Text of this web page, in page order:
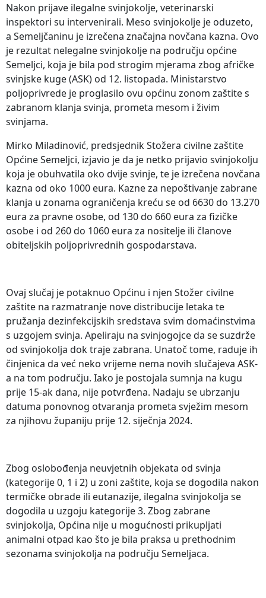
Nakon prijave ilegalne svinjokolje, veterinarski
inspektori su intervenirali. Meso svinjokolje je oduzeto,
a Semeljčaninu je izrečena značajna novčana kazna. Ovo
je rezultat nelegalne svinjokolje na području općine
Semeljci, koja je bila pod strogim mjerama zbog afričke
svinjske kuge (ASK) od 12. listopada. Ministarstvo
poljoprivrede je proglasilo ovu općinu zonom zaštite s
zabranom klanja svinja, prometa mesom i živim
svinjama.
Mirko Miladinović, predsjednik Stožera civilne zaštite
Općine Semeljci, izjavio je da je netko prijavio svinjokolju
koja je obuhvatila oko dvije svinje, te je izrečena novčana
kazna od oko 1000 eura. Kazne za nepoštivanje zabrane
klanja u zonama ograničenja kreću se od 6630 do 13.270
eura za pravne osobe, od 130 do 660 eura za fizičke
osobe i od 260 do 1060 eura za nositelje ili članove
obiteljskih poljoprivrednih gospodarstava.
Ovaj slučaj je potaknuo Općinu i njen Stožer civilne
zaštite na razmatranje nove distribucije letaka te
pružanja dezinfekcijskih sredstava svim domaćinstvima
s uzgojem svinja. Apeliraju na svinjogojce da se suzdrže
od svinjokolja dok traje zabrana. Unatoč tome, raduje ih
činjenica da već neko vrijeme nema novih slučajeva ASK-
a na tom području. Iako je postojala sumnja na kugu
prije 15-ak dana, nije potvrđena. Nadaju se ubrzanju
datuma ponovnog otvaranja prometa svježim mesom
za njihovu županiju prije 12. siječnja 2024.
Zbog oslobođenja neuvjetnih objekata od svinja
(kategorije 0, 1 i 2) u zoni zaštite, koja se dogodila nakon
termičke obrade ili eutanazije, ilegalna svinjokolja se
dogodila u uzgoju kategorije 3. Zbog zabrane
svinjokolja, Općina nije u mogućnosti prikupljati
animalni otpad kao što je bila praksa u prethodnim
sezonama svinjokolja na području Semeljaca.